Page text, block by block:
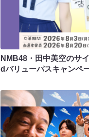
NMB48・田中美空のサ
dバリューパスキャンペ